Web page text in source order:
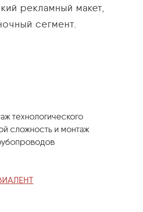
рекламный макет,
сегмент.
технологического
сложность и монтаж